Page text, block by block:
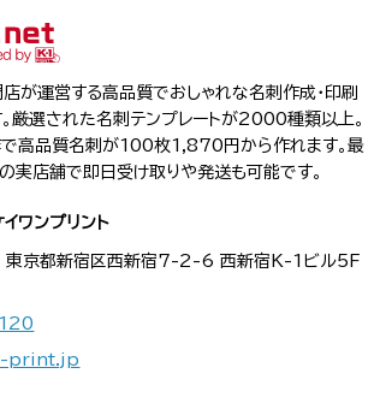
が運営する高品質でおしゃれな名刺作成・印刷
厳選された名刺テンプレートが2000種類以上。
で高品質名刺が100枚1,870円から作れます。最
実店舗で即日受け取りや発送も可能です。
ワンプリント
京都新宿区西新宿7-2-6 西新宿K-1ビル5F
print.jp